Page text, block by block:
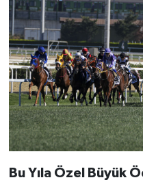
Bu Yıla Özel Büyük